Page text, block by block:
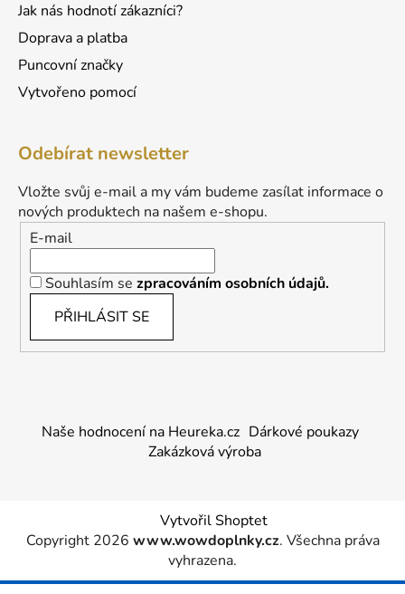
Jak nás hodnotí zákazníci?
Doprava a platba
Puncovní značky
Vytvořeno pomocí
Odebírat newsletter
Vložte svůj e-mail a my vám budeme zasílat informace o
nových produktech na našem e-shopu.
E-mail
Souhlasím se zpracováním osobních údajů.
PŘIHLÁSIT SE
Naše hodnocení na Heureka.cz Dárkové poukazy
Zakázková výroba
Vytvořil Shoptet
Copyright 2026 www.wowdoplnky.cz. Všechna práva
vyhrazena.